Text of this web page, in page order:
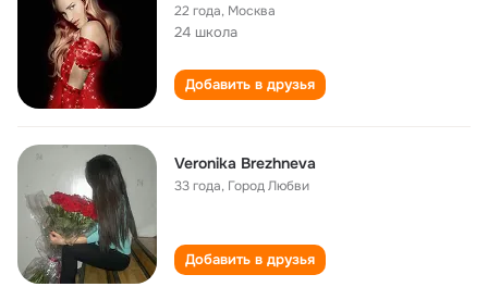
22 года, Москва
24 школа
Добавить в друзья
Veronika Brezhneva
33 года, Город Любви
Добавить в друзья